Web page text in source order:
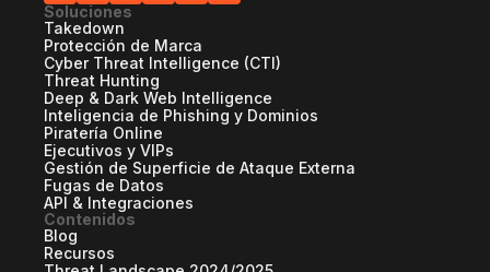
Soluciones
Takedown
Protección de Marca
Cyber Threat Intelligence (CTI)
Threat Hunting
Deep & Dark Web Intelligence
Inteligencia de Phishing y Dominios
Piratería Online
Ejecutivos y VIPs
Gestión de Superficie de Ataque Externa
Fugas de Datos
API & Integraciones
Contenidos
Blog
Recursos